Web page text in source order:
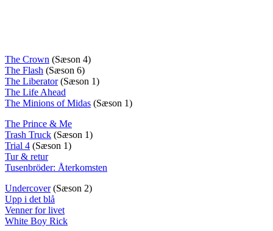
The Crown (Sæson 4)
The Flash (Sæson 6)
The Liberator(Sæson 1)
The Life Ahead
The Minions of Midas (Sæson 1)
The Prince & Me
Trash Truck (Sæson 1)
Trial 4 (Sæson 1)
Tur & retur
Tusenbröder: Återkomsten
Undercover(Sæson 2)
Upp i det blå
Venner for livet
White Boy Rick